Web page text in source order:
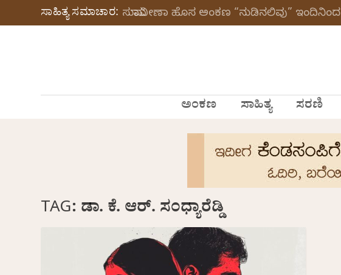
ಸಾಹಿತ್ಯ ಸಮಾಚಾರ: ಸುಮಾವೀಣಾ ಹೊಸ ಅಂಕಣ “ನುಡಿನಲಿವು” ಇಂದಿನಿಂದ
ಅಂಕಣ ಸಾಹಿತ್ಯ ಸರಣಿ
TAG: ಡಾ. ಕೆ. ಆರ್. ಸಂಧ್ಯಾರೆಡ್ಡಿ